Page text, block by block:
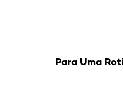
Para Uma